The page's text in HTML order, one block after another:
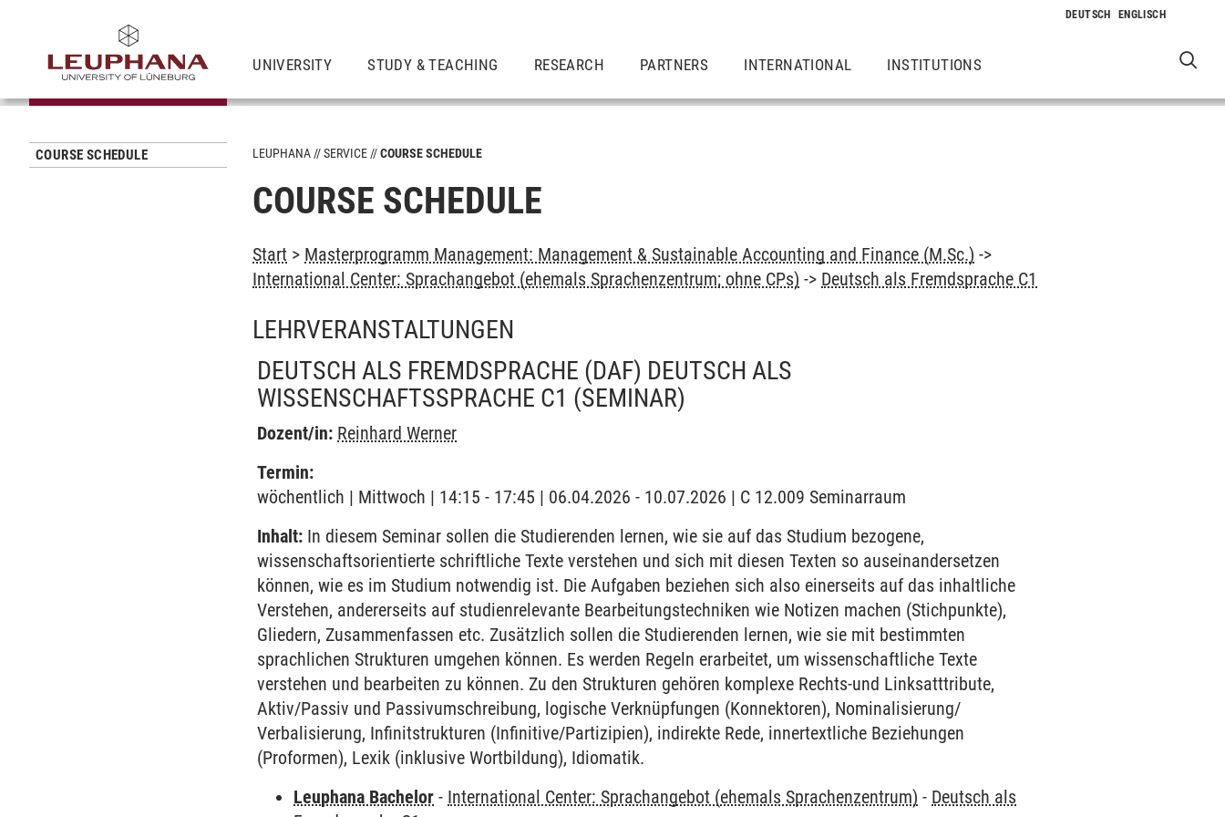
UNIVERSITY STUDY & TEACHING RESEARCH PARTNERS INTERNATIONAL INSTITUTIONS
COURSE SCHEDULE LEUPHANA SERVICE COURSE SCHEDULE
COURSE SCHEDULE
Start > Masterprogramm Management: Management & Sustainable Accounting and Finance (M.Sc.) ->
International Center: Sprachangebot (ehemals Sprachenzentrum; ohne CPs) -> Deutsch als Fremdsprache C1
LEHRVERANSTALTUNGEN
DEUTSCH ALS FREMDSPRACHE (DAF) DEUTSCH ALS
WISSENSCHAFTSSPRACHE C1 (SEMINAR)
Dozent/in: Reinhard Werner
Termin:
wöchentlich | Mittwoch | 14:15 - 17:45 | 06.04.2026 - 10.07.2026 | C 12.009 Seminarraum
Inhalt: In diesem Seminar sollen die Studierenden lernen, wie sie auf das Studium bezogene,
wissenschaftsorientierte schriftliche Texte verstehen und sich mit diesen Texten so auseinandersetzen
können, wie es im Studium notwendig ist. Die Aufgaben beziehen sich also einerseits auf das inhaltliche
Verstehen, andererseits auf studienrelevante Bearbeitungstechniken wie Notizen machen (Stichpunkte),
Gliedern, Zusammenfassen etc. Zusätzlich sollen die Studierenden lernen, wie sie mit bestimmten
sprachlichen Strukturen umgehen können. Es werden Regeln erarbeitet, um wissenschaftliche Texte
verstehen und bearbeiten zu können. Zu den Strukturen gehören komplexe Rechts-und Linksatttribute,
Aktiv/Passiv und Passivumschreibung, logische Verknüpfungen (Konnektoren), Nominalisierung/
Verbalisierung, Infinitstrukturen (Infinitive/Partizipien), indirekte Rede, innertextliche Beziehungen
(Proformen), Lexik (inklusive Wortbildung), Idiomatik.
Leuphana Bachelor - International Center: Sprachangebot (ehemals Sprachenzentrum) - Deutsch als